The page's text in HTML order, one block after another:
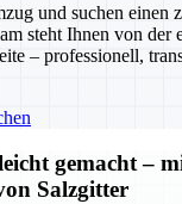
und suchen einen
steht Ihnen von der
– professionell,
gemacht –
Salzgitter